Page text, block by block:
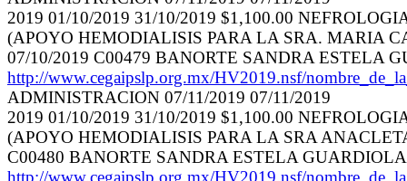
2019 01/10/2019 31/10/2019 $1,100.00
(APOYO HEMODIALISIS PARA LA SRA. MARIA
07/10/2019 C00479 BANORTE SANDRA ESTELA
http://www.cegaipslp.org.mx/HV2019.nsf/
ADMINISTRACION 07/11/2019 07/11/2019
2019 01/10/2019 31/10/2019 $1,100.00
(APOYO HEMODIALISIS PARA LA SRA
C00480 BANORTE SANDRA ESTELA
http://www.cegaipslp.org.mx/HV2019.nsf/